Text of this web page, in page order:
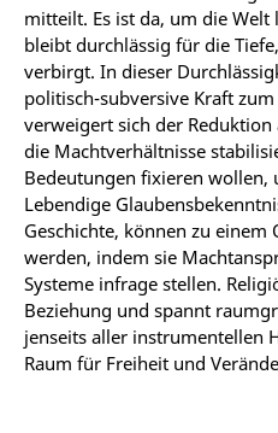
mitteilt. Es ist da, um die Welt
bleibt durchlässig für die
verbirgt. In dieser
politisch-subversive Kraft
verweigert sich der
die Machtverhältnisse
Bedeutungen fixieren wollen,
Lebendige
Geschichte, können zu einem
werden, indem sie
Systeme infrage stellen.
Beziehung und spannt
jenseits aller instrumentellen
Raum für Freiheit und